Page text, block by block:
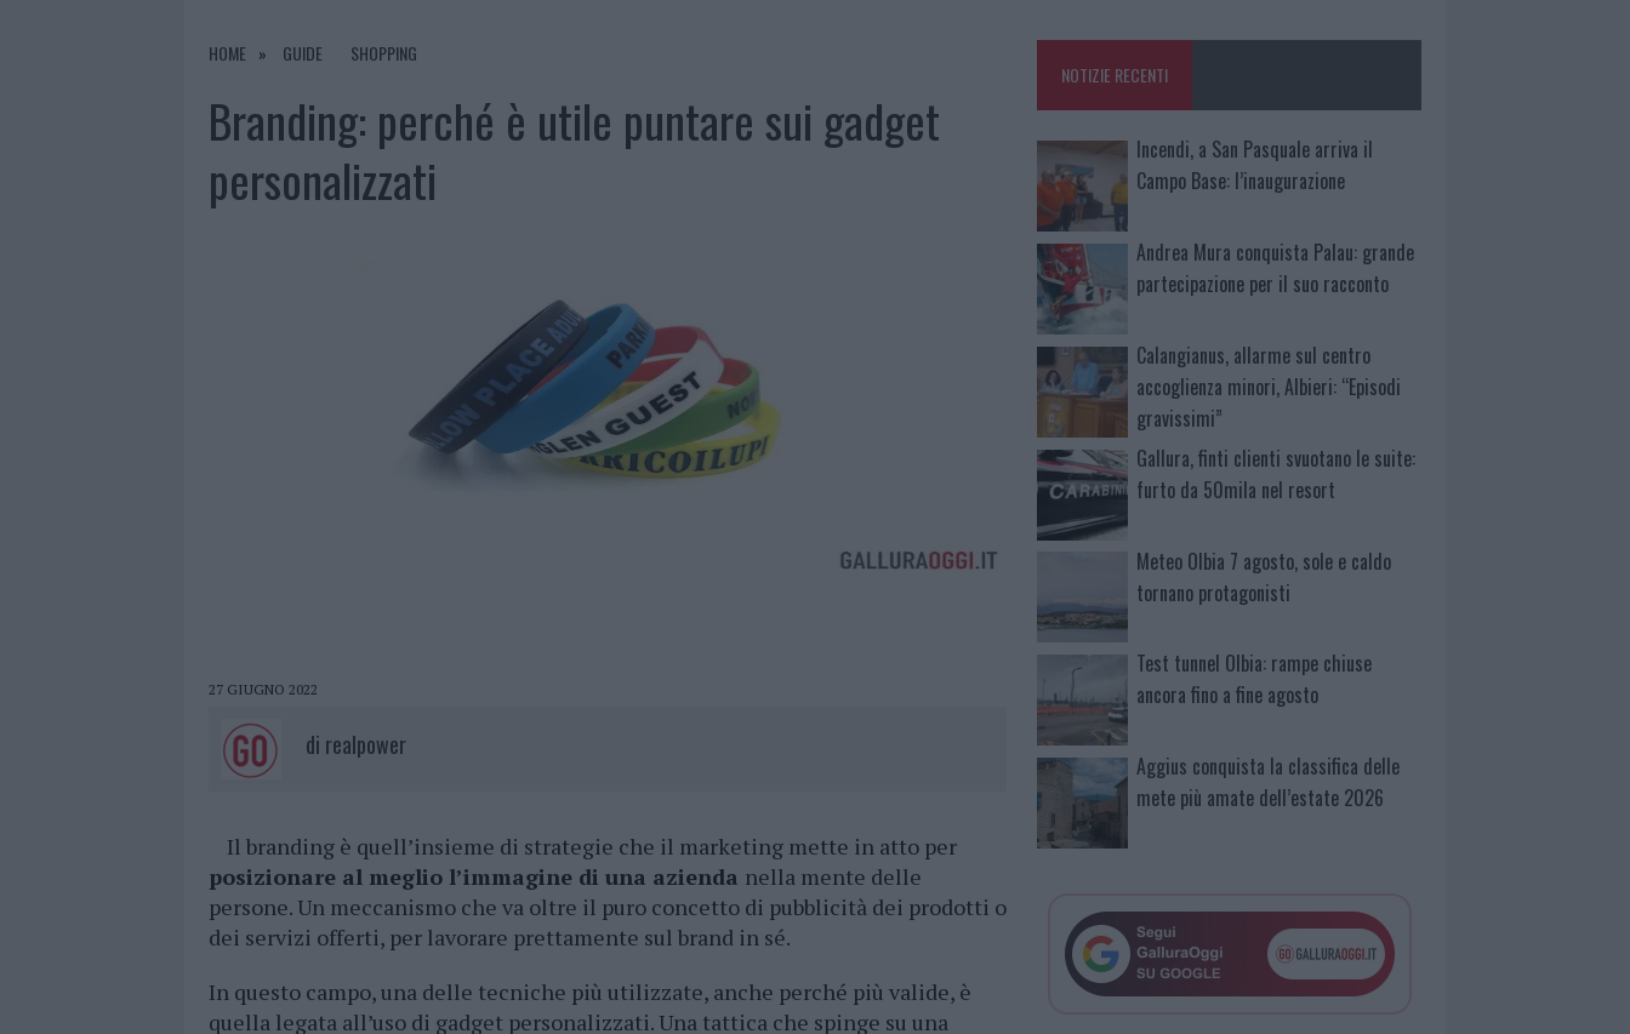
6 AGOSTO 2026
ANDREA MURA CONQUISTA PALAU: GRANDE PARTECIPAZIONE PER IL SUO RACCONTO
HOME GUIDE SHOPPING
Branding: perché è utile puntare sui gadget
personalizzati
27 GIUGNO 2022
di realpower
Il branding è quell’insieme di strategie che il marketing mette in atto per
posizionare al meglio l’immagine di una azienda nella mente delle
persone. Un meccanismo che va oltre il puro concetto di pubblicità dei prodotti o
dei servizi offerti, per lavorare prettamente sul brand in sé.
In questo campo, una delle tecniche più utilizzate, anche perché più valide, è
quella legata all’uso di gadget personalizzati. Una tattica che spinge su una
NOTIZIE RECENTI
Incendi, a San Pasquale arriva il
Campo Base: l’inaugurazione
Andrea Mura conquista Palau: grande
partecipazione per il suo racconto
Calangianus, allarme sul centro
accoglienza minori, Albieri: “Episodi
gravissimi”
Gallura, finti clienti svuotano le suite:
furto da 50mila nel resort
Meteo Olbia 7 agosto, sole e caldo
tornano protagonisti
Test tunnel Olbia: rampe chiuse
ancora fino a fine agosto
Aggius conquista la classifica delle
mete più amate dell’estate 2026